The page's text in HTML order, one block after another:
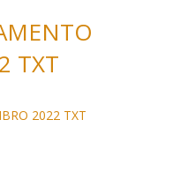
TXT
2022 TXT